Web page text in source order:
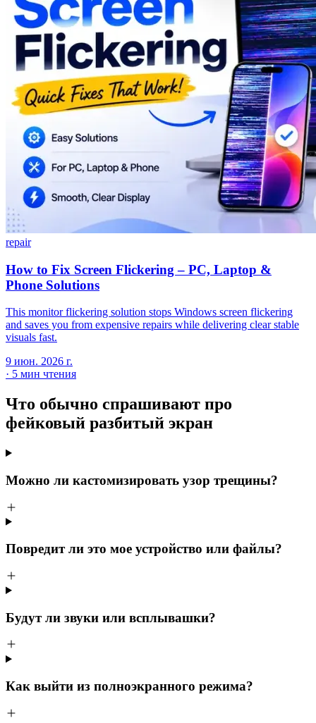
repair
How to Fix Screen Flickering – PC, Laptop &
Phone Solutions
This monitor flickering solution stops Windows screen flickering
and saves you from expensive repairs while delivering clear stable
visuals fast.
9 июн. 2026 г.
· 5 мин чтения
Что обычно спрашивают про
фейковый разбитый экран
Можно ли кастомизировать узор трещины?
Повредит ли это мое устройство или файлы?
Будут ли звуки или всплывашки?
Как выйти из полноэкранного режима?